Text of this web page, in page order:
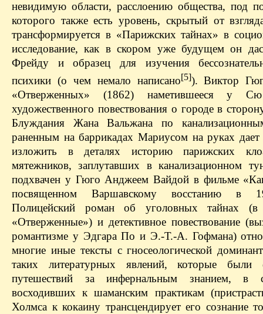
невидимую области, расслоению общества, под
которого также есть уровень, скрытый от
трансформируется в «Парижских тайнах» в
исследование, как в скором уже будущем он
Фрейду и образец для изучения
психики (о чем немало написано[5]). Виктор
«Отверженных» (1862) наметившееся у
художественного повествования о городе в
Блуждания Жана Вальжана по
раненным на баррикадах Мариусом на руках
изложить в деталях историю парижских
мятежников, заплутавших в канализационном
подхвачен у Гюго Анджеем Вайдой в фильме
посвященном Варшавскому восстанию в
Полицейский роман об уголовных тайнах
«Отверженные») и детективное повествование
романтизме у Эдгара По и Э.-Т.-А. Гофмана)
многие иные тексты с гносеологической
таких литературных явлений, которые были
путешествий за инфернальным знанием, в
восходивших к шаманским практикам
Холмса к кокаину трансцендирует его сознание